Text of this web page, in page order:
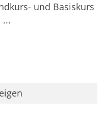
und Basiskurs
...